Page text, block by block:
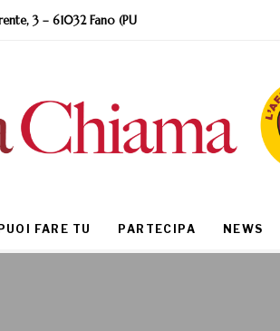
3 – 61032 Fano (PU
FARE TU PARTECIPA NEWS